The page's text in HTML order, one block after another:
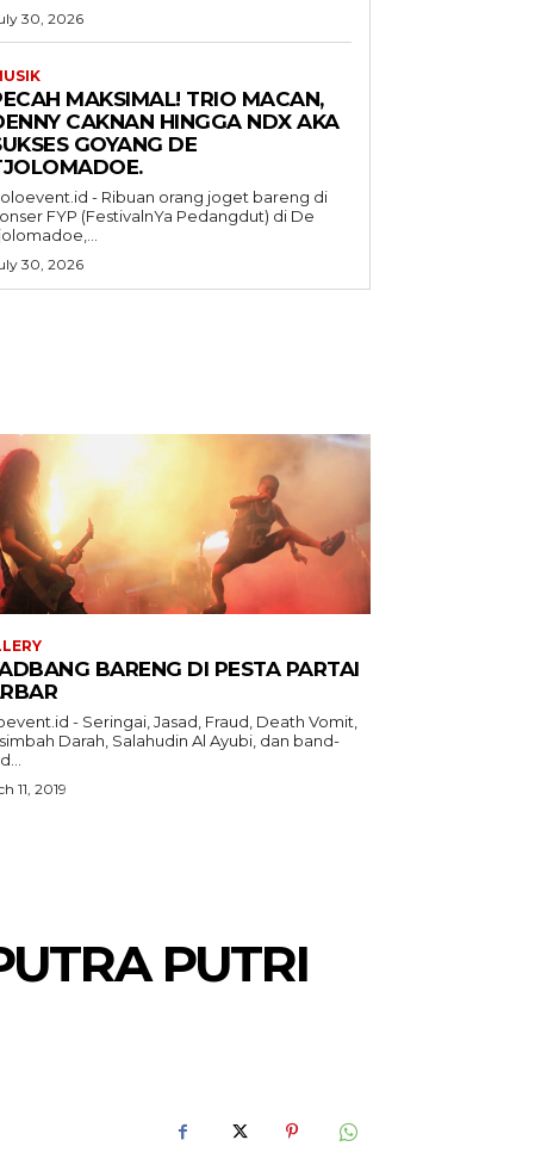
30, 2026
MAKSIMAL! TRIO MACAN,
CAKNAN HINGGA NDX AKA
GOYANG DE
- Ribuan orang joget bareng di
FYP (FestivalnYa Pedangdut) di De
30, 2026
BARENG DI PESTA PARTAI
- Seringai, Jasad, Fraud, Death Vomit,
Darah, Salahudin Al Ayubi, dan band-
11, 2019